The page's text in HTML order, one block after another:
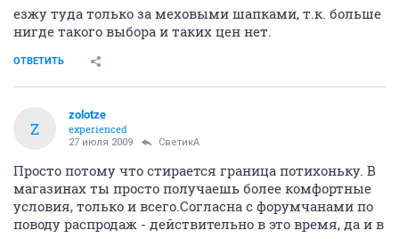
езжу туда только за меховыми шапками, т.к. больше
нигде такого выбора и таких цен нет.
ОТВЕТИТЬ
Z
zolotze
experienced
27 июля 2009 СветикА
Просто потому что стирается граница потихоньку. В
магазинах ты просто получаешь более комфортные
условия, только и всего.Согласна с форумчанами по
поводу распродаж - действительно в это время, да и в